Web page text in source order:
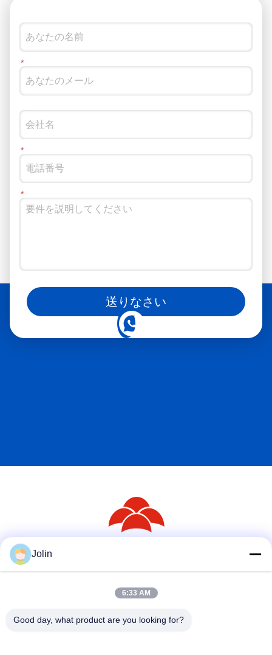
送りなさい
ソーシャルメディアでもフォローできます
迅速な連絡
Jolin
6:33 AM
Good day, what product are you looking for?